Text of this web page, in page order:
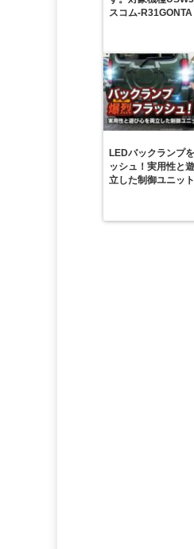
スコム-R31GONTA
LEDバックランプ
ッシュ！実用性と
立した制御ユニッ